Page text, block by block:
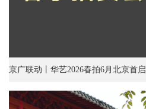
京广联动丨华艺2026春拍6月北京首启